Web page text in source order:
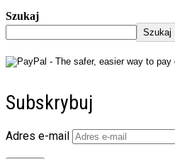
Szukaj
Szukaj
Subskrybuj
Adres e-mail